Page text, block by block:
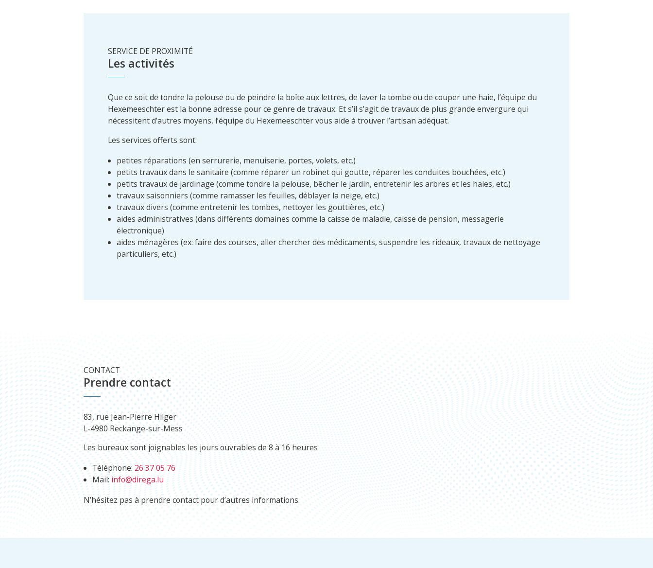
Les activités
SERVICE DE PROXIMITÉ
Que ce soit de tondre la pelouse ou de peindre la boîte aux lettres, de laver la tombe ou de couper une haie, l’équipe du
Hexemeeschter est la bonne adresse pour ce genre de travaux. Et s’il s’agit de travaux de plus grande envergure qui
nécessitent d’autres moyens, l’équipe du Hexemeeschter vous aide à trouver l’artisan adéquat.
Les services offerts sont:
petites réparations (en serrurerie, menuiserie, portes, volets, etc.)
petits travaux dans le sanitaire (comme réparer un robinet qui goutte, réparer les conduites bouchées, etc.)
petits travaux de jardinage (comme tondre la pelouse, bêcher le jardin, entretenir les arbres et les haies, etc.)
travaux saisonniers (comme ramasser les feuilles, déblayer la neige, etc.)
travaux divers (comme entretenir les tombes, nettoyer les gouttières, etc.)
aides administratives (dans différents domaines comme la caisse de maladie, caisse de pension, messagerie
électronique)
aides ménagères (ex: faire des courses, aller chercher des médicaments, suspendre les rideaux, travaux de nettoyage
particuliers, etc.)
Prendre contact
CONTACT
83, rue Jean-Pierre Hilger
L-4980 Reckange-sur-Mess
Les bureaux sont joignables les jours ouvrables de 8 à 16 heures
Téléphone: 26 37 05 76
Mail: info@direga.lu
N’hésitez pas à prendre contact pour d’autres informations.